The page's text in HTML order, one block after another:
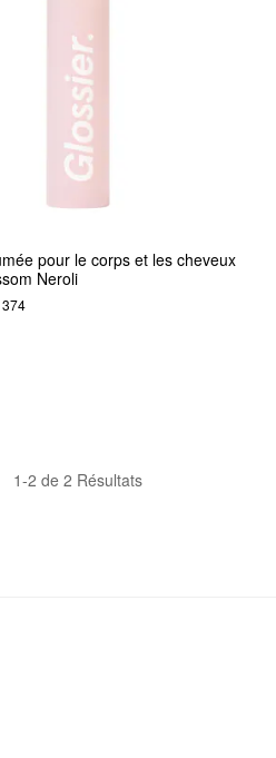
pour le corps et les cheveux
Neroli
374
1-2 de 2 Résultats